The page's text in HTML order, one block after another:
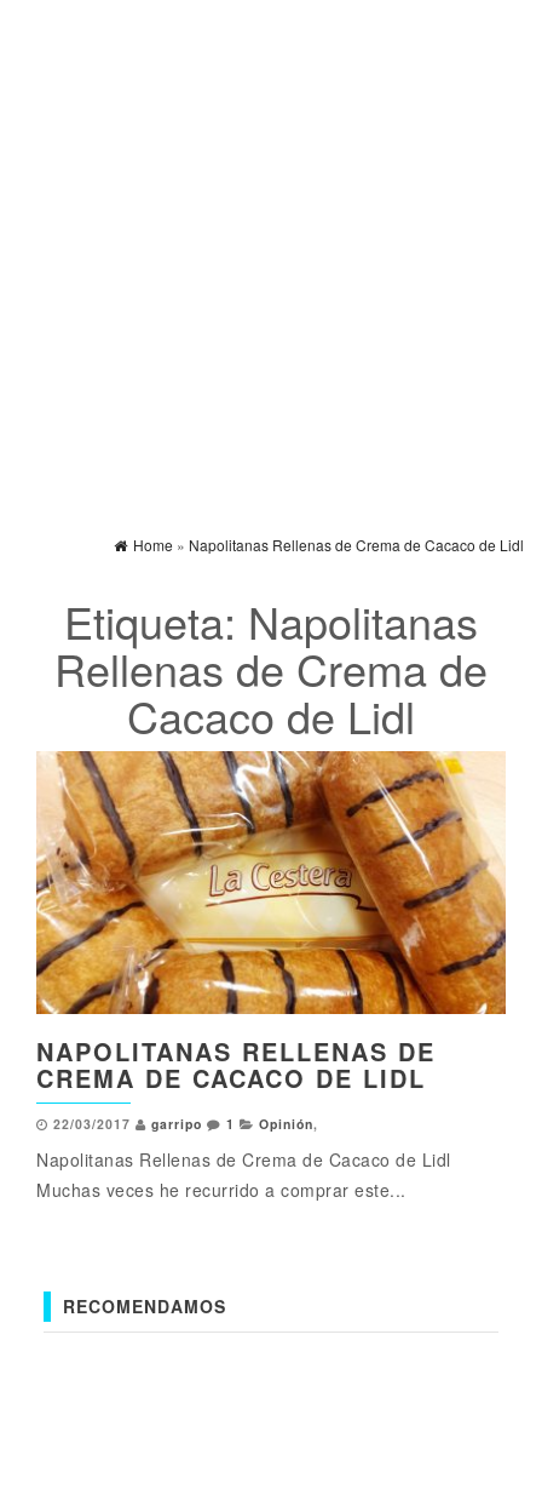
Home » Napolitanas Rellenas de Crema de Cacaco de Lidl
Etiqueta: Napolitanas
Rellenas de Crema de
Cacaco de Lidl
NAPOLITANAS RELLENAS DE
CREMA DE CACACO DE LIDL
22/03/2017 garripo 1 Opinión,
Napolitanas Rellenas de Crema de Cacaco de Lidl
Muchas veces he recurrido a comprar este...
RECOMENDAMOS